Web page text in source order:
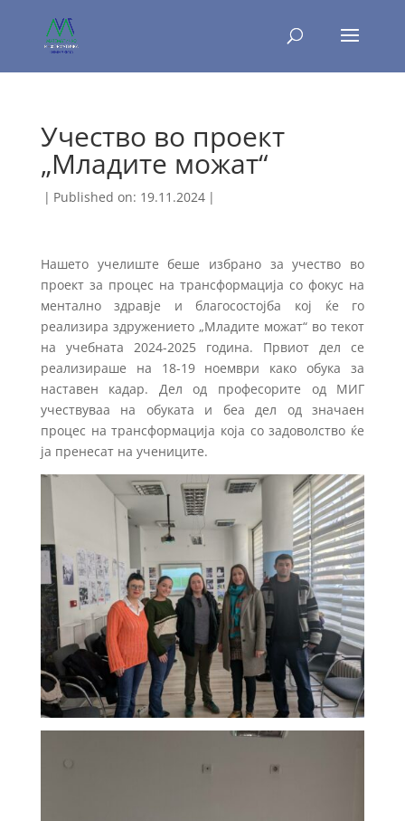
Учество во проект
„Младите можат“
| Published on: 19.11.2024 |
Нашето учелиште беше избрано за учество во
проект за процес на трансформација со фокус на
ментално здравје и благосостојба кој ќе го
реализира здружението „Младите можат“ во текот
на учебната 2024-2025 година. Првиот дел се
реализираше на 18-19 ноември како обука за
наставен кадар. Дел од професорите од МИГ
учествуваа на обуката и беа дел од значаен
процес на трансформација која со задоволство ќе
ја пренесат на учениците.